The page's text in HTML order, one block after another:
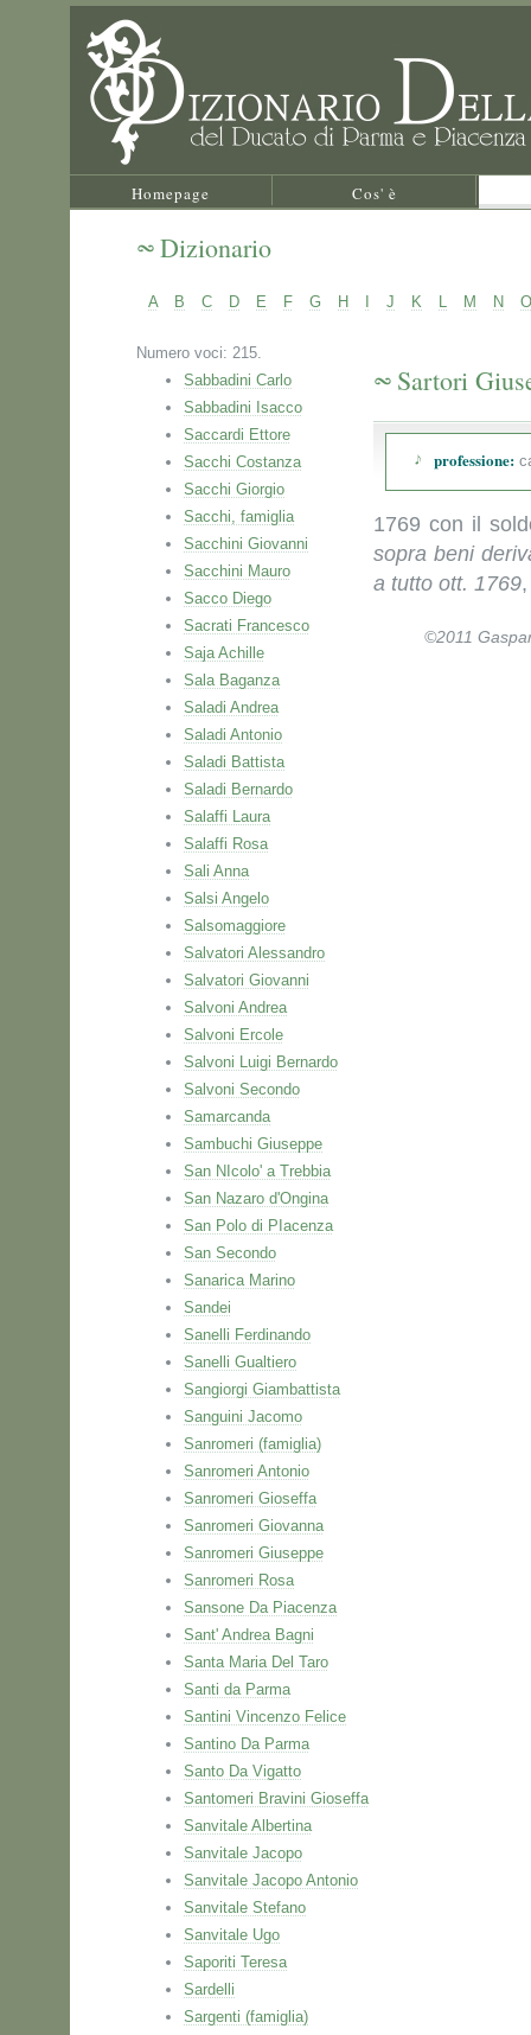
Homepage Cos' è
Dizionario
A B C D E F G H J K L M N O
Numero voci: 215.
Sabbadini Carlo
Sabbadini Isacco
Saccardi Ettore
Sacchi Costanza
Sacchi Giorgio
Sacchi, famiglia
Sacchini Giovanni
Sacchini Mauro
Sacco Diego
Sacrati Francesco
Saja Achille
Sala Baganza
Saladi Andrea
Saladi Antonio
Saladi Battista
Saladi Bernardo
Salaffi Laura
Salaffi Rosa
Sali Anna
Salsi Angelo
Salsomaggiore
Salvatori Alessandro
Salvatori Giovanni
Salvoni Andrea
Salvoni Ercole
Salvoni Luigi Bernardo
Salvoni Secondo
Samarcanda
Sambuchi Giuseppe
San NIcolo' a Trebbia
San Nazaro d'Ongina
San Polo di PIacenza
San Secondo
Sanarica Marino
Sandei
Sanelli Ferdinando
Sanelli Gualtiero
Sangiorgi Giambattista
Sanguini Jacomo
Sanromeri (famiglia)
Sanromeri Antonio
Sanromeri Gioseffa
Sanromeri Giovanna
Sanromeri Giuseppe
Sanromeri Rosa
Sansone Da Piacenza
Sant' Andrea Bagni
Santa Maria Del Taro
Santi da Parma
Santini Vincenzo Felice
Santino Da Parma
Santo Da Vigatto
Santomeri Bravini Gioseffa
Sanvitale Albertina
Sanvitale Jacopo
Sanvitale Jacopo Antonio
Sanvitale Stefano
Sanvitale Ugo
Saporiti Teresa
Sardelli
Sargenti (famiglia)
Sartori
professione:
1769 con il
sopra beni
a tutto ott. 1769
©2011